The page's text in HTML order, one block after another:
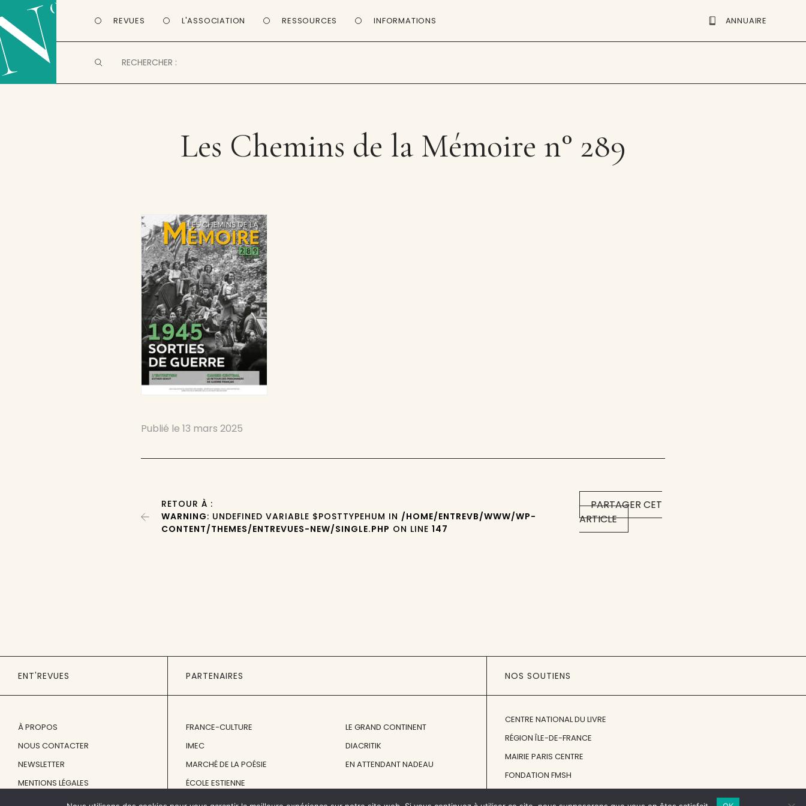
REVUES L'ASSOCIATION RESSOURCES INFORMATIONS ANNUAIRE
Les Chemins de la Mémoire n° 289
Publié le13 mars 2025
PARTAGER CET
ARTICLE
RETOUR À :
WARNING: UNDEFINED VARIABLE $POSTTYPEHUM IN /HOME/ENTREVB/WWW/WP-
CONTENT/THEMES/ENTREVUES-NEW/SINGLE.PHP ON LINE147
ENT'REVUES
À PROPOS
NOUS CONTACTER
NEWSLETTER
MENTIONS LÉGALES
PARTENAIRES
FRANCE-CULTURE
IMEC
MARCHÉ DE LA POÉSIE
ÉCOLE ESTIENNE
LE GRAND CONTINENT
DIACRITIK
EN ATTENDANT NADEAU
NOS SOUTIENS
CENTRE NATIONAL DU LIVRE
RÉGION ÎLE-DE-FRANCE
MAIRIE PARIS CENTRE
FONDATION FMSH